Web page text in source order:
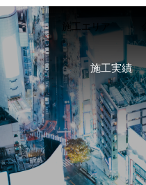
施工エリア
施工実績